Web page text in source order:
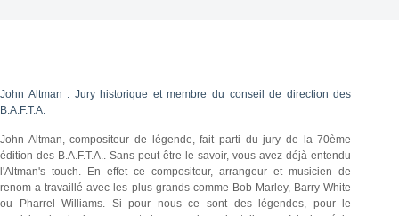
John Altman : Jury historique et membre du conseil de direction des
B.A.F.T.A.
John Altman, compositeur de légende, fait parti du jury de la 70ème
édition des B.A.F.T.A.. Sans peut-être le savoir, vous avez déjà entendu
l'Altman's touch. En effet ce compositeur, arrangeur et musicien de
renom a travaillé avec les plus grands comme Bob Marley, Barry White
ou Pharrel Williams. Si pour nous ce sont des légendes, pour le